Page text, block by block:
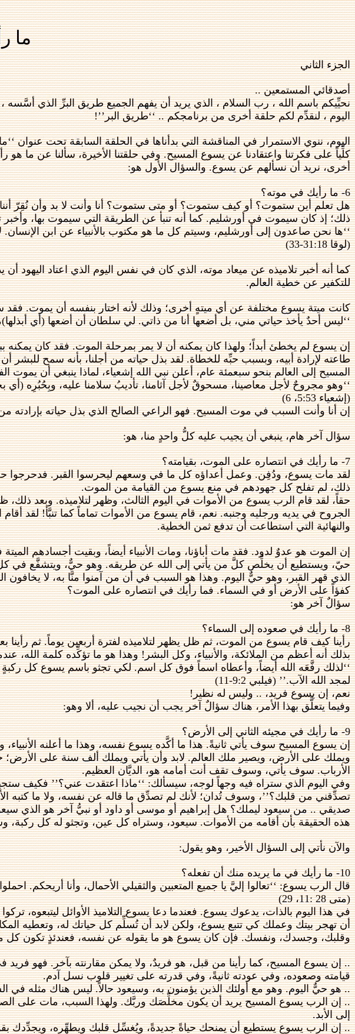
ما
الجزء الثاني
أصدقائي المستمعين ..
نحيِّيكم باسم الله ، رب السلام ، الذي يريد أن يفهم الجميع طريق البرِّ الذي
اليوم ، لنقدِّم لكم حلقة أخرى من برنامجكم .. ‘‘طريق البر’’!
اليوم، ننوي الاستمرار في المناقشة التي بدأناها في الحلقة السابقة تحت عنوان
كلِّياً على فكرتنا واعتقادنا عن يسوع المسيح. وفي حلقتنا الأخيرة، سألنا عن ما هو
أخرى، نريد أن نسألهم عن يسوع. والسؤال الأول هو:
6- ما رأيك في موته؟
هل تعلم أين ستموت؟ أو كيف ستموت؟ أو متى ستموت؟ أنا وأنت لا بد وأن نُقِرّ
ذلك؛ إذ كان سيموت في أورشليم. كما أنه تنبأ عن الطريقة التي سيموت بها، وأخبر
‘‘ها نحن صاعدون إلى أورشليم، وسيتم كل ما هو مكتوب بالأنبياء عن ابن الإنسان.
(لوقا 31:18-33)
كما أنه أخبر تلاميذه عن ميعاد موته، الذي كان في نفس اليوم الذي اعتاد اليهود
للتكفير عن خطية العالم.
كانت ميتة يسوع مختلفة عن أي ميتهٍ أخرى؛ وذلك لأنه اختار بنفسه أن يموت.
‘‘ليس أحدٌ يأخذ حياتي مني، بل أضعها أنا من ذاتي. لي سلطان أن أضعها (أي أبذلها)،
إن يسوع لم يخطئ أبداً؛ ولهذا كان يمكنه أن لا يمر بمرحلة الموت. فقد كان
طاعته لإرادة أبيه، وبسبب حبِّه للخطاة. لقد بذل حياته من أجلنا، بأنه سمح
المسيح إلى العالم بنحو سبعمئة عام، أعلن نبي الله إشعياء، لماذا ينبغي أن يموت
‘‘وهو مجروحٌ لأجل معاصينا، مسحوقٌ لأجل آثامنا، تأديبُ سلامنا عليه، وبِحُبُرِه (أي
(إشعياء 5:53، 6)
إن أنا وأنت السبب في موت المسيح. فهو الراعي الصالح الذي بذل حياته
سؤال آخر هام، ينبغي أن يجيب عليه كلُّ واحدٍ منا، هو:
7- ما رأيك في انتصاره على الموت، بقيامته؟
لقد مات يسوع، ودُفِن. وعمل أعداؤه كل ما في وسعهم ليحرسوا القبر. فدحرجوا
ذلك، لم تفلح كل جهودهم في منع يسوع من القيامة من الموت.
حقاً، لقد قام الرب يسوع من الأموات في اليوم الثالث، وظهر لتلاميذه. وبعد
الجروح في يديه ورجليه وجنبه. نعم، قام يسوع من الأموات تماماً كما تنبَّأ! لقد
والنهائية التي استطاعت أن تدفع ثمن الخطية.
إن الموت هو عدوٌ لدود. فقد مات أباؤنا، ومات الأنبياء أيضاً، وبقيت أجسادهم
حيّ، ويستطيع أن يخلِّص كلَّ من يأتي إلى الله عن طريقه. وهو حيٌّ، ويتشفَّع في
الذي قهر القبر، وهو حيٌّ اليوم. وهذا هو السبب في أن من آمنوا منَّا به، لا
كفؤاً على الأرض أو في السماء. فما رأيك في انتصاره على الموت؟
سؤالٌ آخر هو:
8- ما رأيك في صعوده إلى السماء؟
رأينا كيف قام يسوع من الموت، ثم ظل يظهر لتلاميذه لفترة أربعين يوماً. ثم
بذلك أنه أعظم من الملائكة، والأنبياء، وكل البشر! وهذا هو ما تؤكِّده كلمة الله،
‘‘لذلك رفَّعَه الله أيضاً، وأعطاه اسماً فوق كل اسم. لكي تجثو باسم يسوع كل
لمجد الله الآب.’’ (فيلبي 9:2-11)
نعم، إن يسوع فريد، .. وليس له نظير!
وفيما يتعلَّق بهذا الأمر، هناك سؤالٌ آخر يجب أن نجيب عليه، ألا وهو:
9- ما رأيك في مجيئه الثاني إلى الأرض؟
إن يسوع المسيح سوف يأتي ثانيةً. هذا ما أكَّده يسوع نفسه، وهذا ما أعلنه
ويملك على الأرض، ويصير ملك العالم. لابد وأن يأتي ويملك ألف سنة على
الأرباب. سوف يأتي، وسوف تقف أنت أمامه هو، الديَّان العظيم.
وفي اليوم الذي ستراه فيه وجهاً لوجه، سيسألك: ‘‘ماذا اعتقدت عني؟’’ فكيف
تصدِّقني من قلبك؟’’، وسوف تُدان؛ لأنك لم تصدِّق ما قاله عن نفسه، ولا ما كتبه
صديقي .. من سيعود ليملك؟ هل إبراهيم أو موسى أو داود أو نبيُّ آخر هو الذي
هذه الحقيقة بأن أقامه من الأموات. سيعود، وستراه كل عين، وتجثو له كل
والآن نأتي إلى السؤال الأخير، وهو يقول:
10- ما رأيك في ما يريده منك أن تفعله؟
قال الرب يسوع: ‘‘تعالوا إليَّ يا جميع المتعبين والثقيلي الأحمال، وأنا أريحكم.
(متى 28 :11، 29)
في هذا اليوم بالذات، يدعوك يسوع. فعندما دعا يسوع التلاميذ الأوائل ليتبعوه،
أن تهجر بيتك وعملك كي تتبع يسوع، ولكن لابد أن تُسلِّم كل حياتك له، وتعطيه
وقلبك، وجسدك، ونفسك. فإن كان يسوع هو ما يقوله عن نفسه، فعندئذٍ تكون كل
.. إن يسوع المسيح، كما رأينا من قبل، هو فريدٌ، ولا يمكن مقارنته بآخر. فهو
قيامته وصعوده، وفي عودته ثانيةً، وفي قدرته على تغيير قلوب نسل آدم.
.. هو حيٌّ اليوم. وهو مع أولئك الذين يؤمنون به، وسيعود حالاً. ليس هناك مثله
.. إن الرب يسوع المسيح يريد أن يكون مخلِّصَك وربَّك. ولهذا السبب، مات على
إلى الأبد.
.. إن الرب يسوع يستطيع أن يمنحك حياةً جديدةً، ويُغسِّل قلبك ويطهِّره، ويجدِّدك